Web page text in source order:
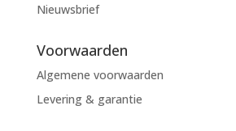
Nieuwsbrief
Voorwaarden
Algemene voorwaarden
Levering & garantie